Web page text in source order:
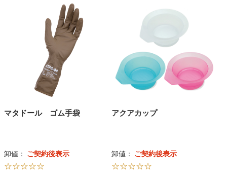
マタドール ゴム手袋
卸値： ご契約後表示
☆☆☆☆☆
アクアカップ
卸値： ご契約後表示
☆☆☆☆☆